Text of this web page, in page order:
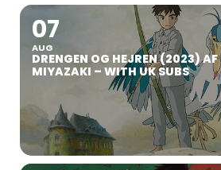
07
AUG
DRENGEN OG HEJREN (2023)
MIYAZAKI – WITH UK SUBS